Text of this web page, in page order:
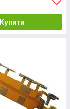
Купити